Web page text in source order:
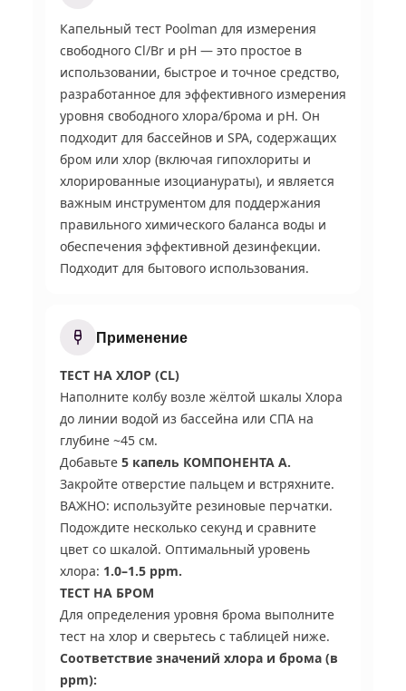
Капельный тест Poolman для измерения
свободного Cl/Br и pH — это простое в
использовании, быстрое и точное средство,
разработанное для эффективного измерения
уровня свободного хлора/брома и pH. Он
подходит для бассейнов и SPA, содержащих
бром или хлор (включая гипохлориты и
хлорированные изоцианураты), и является
важным инструментом для поддержания
правильного химического баланса воды и
обеспечения эффективной дезинфекции.
Подходит для бытового использования.
Применение
ТЕСТ НА ХЛОР (CL)
Наполните колбу возле жёлтой шкалы Хлора
до линии водой из бассейна или СПА на
глубине ~45 см.
Добавьте 5 капель КОМПОНЕНТА А.
Закройте отверстие пальцем и встряхните.
ВАЖНО: используйте резиновые перчатки.
Подождите несколько секунд и сравните
цвет со шкалой. Оптимальный уровень
хлора: 1.0–1.5 ppm.
ТЕСТ НА БРОМ
Для определения уровня брома выполните
тест на хлор и сверьтесь с таблицей ниже.
Соответствие значений хлора и брома (в
ppm):